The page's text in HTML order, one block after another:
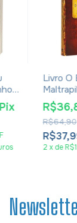
Pix
Livro O
R$64,90
2 xde